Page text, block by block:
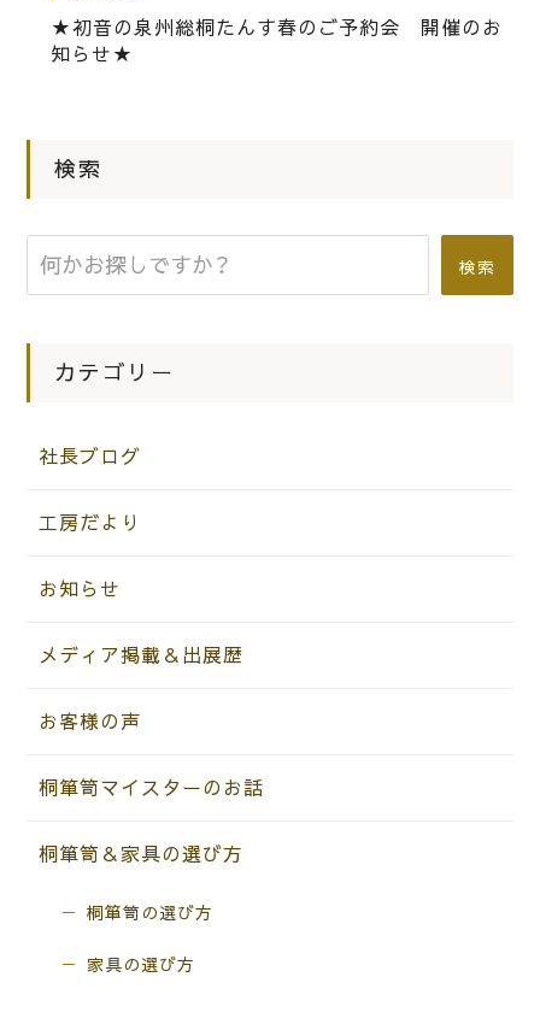
して3月１日から値上がりいたしま
２０１７年カリモク家具ショールーム
新春初売りフェアーのご案内です。
★初音の泉州総桐たんす春のご予約会 開催のお
知らせ★
検索
検索
カテゴリー
社長ブログ
工房だより
お知らせ
メディア掲載＆出展歴
お客様の声
桐箪笥マイスターのお話
桐箪笥＆家具の選び方
桐箪笥の選び方
家具の選び方